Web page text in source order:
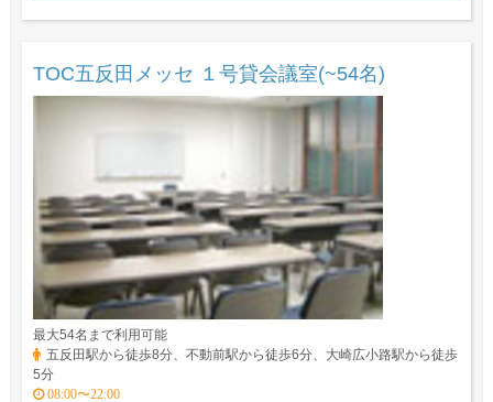
TOC五反田メッセ １号貸会議室(~54名)
最大54名まで利用可能
五反田駅から徒歩8分、不動前駅から徒歩6分、大崎広小路駅から徒歩
5分
08:00〜22:00